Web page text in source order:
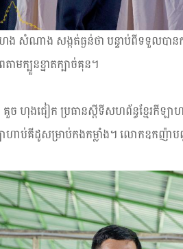
សំណាង សង្កត់ធ្ងន់ថា បន្ទាប់ពីទទួលបានក
ាមក្បួនខ្នាតក្បាច់គុន។
ងជៀក ប្រធានស្ដីទីសហព័ន្ធខ្មែរកីឡាហ
ហាប់គីដូសម្រាប់កងកម្លាំង។ លោកឧកញ៉ា